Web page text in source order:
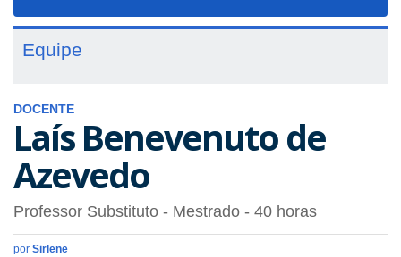
Equipe
DOCENTE
Laís Benevenuto de
Azevedo
Professor Substituto - Mestrado - 40 horas
por Sirlene